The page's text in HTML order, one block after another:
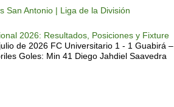
San Antonio | Liga de la División
2026: Resultados, Posiciones y Fixture
de 2026 FC Universitario 1 - 1 Guabirá –
Goles: Min 41 Diego Jahdiel Saavedra